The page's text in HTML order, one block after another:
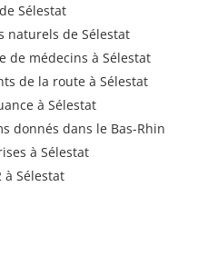
Sélestat
naturels de Sélestat
de médecins à Sélestat
de la route à Sélestat
à Sélestat
donnés dans le Bas-Rhin
à Sélestat
à Sélestat